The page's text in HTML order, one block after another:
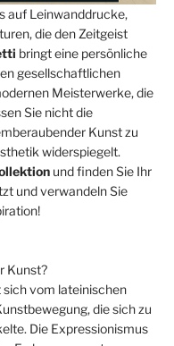
auf Leinwanddrucke,
die den Zeitgeist
bringt eine persönliche
gesellschaftlichen
Meisterwerke, die
Sie nicht die
Kunst zu
widerspiegelt.
und finden Sie Ihr
und verwandeln Sie
Kunst?
vom lateinischen
die sich zu
Die Expressionismus